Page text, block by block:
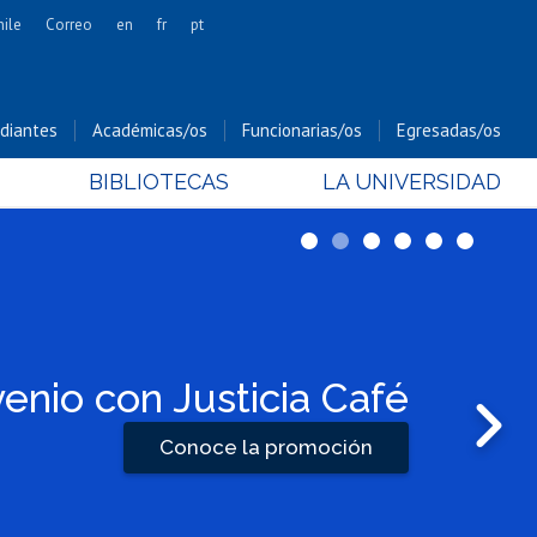
Cs. Forestales y Conservación
Cs. Sociales
Bachillerato
Hospital Clínico
Correo en fr pt
Académicas/os Funcionarias/os Egresadas/os
BIBLIOTECAS LA UNIVERSIDAD
con Justicia Café
Conoce la promoción
de empleabilidad
Postula
5 6